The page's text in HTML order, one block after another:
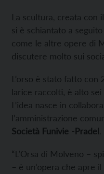
La scultura, creata con
si è schiantato a
come le altre opere di
discutere molto sui
L’orso è stato fatto con
larice raccolti, è alto
L’idea nasce in
l’amministrazione
Società Funivie -Pradel.
“L’Orsa di Molveno –
– è un’opera che apre